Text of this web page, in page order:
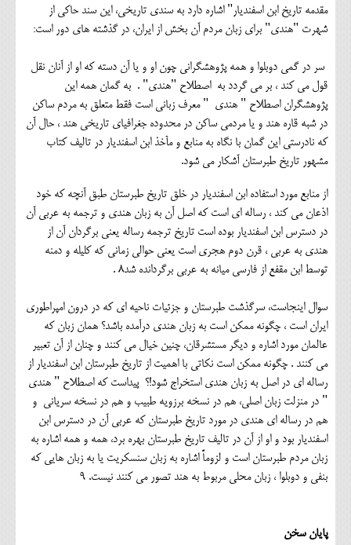
مقدمه تاریخ ابن اسفندیار" اشاره دارد به سندی تاریخی، این سند حاکی از
شهرت "هندی" برای زبان مردم آن بخش از ایران، در گذشته های دور است:
سر در گمی دوبلوا و همه پژوهشگرانی چون او و یا آن دسته که او از آنان نقل
قول می کند ، بر می گردد به اصطلاح "هندی" . به گمان همه این
پژوهشگران اصطلاح " هندی " معرف زبانی است فقط متعلق به مردم ساکن
در شبه قاره هند و یا مردمی ساکن در محدوده جغرافیای تاریخی هند ، حال آن
که نادرستی این گمان با نگاه به منابع و مآخذ ابن اسفندیار در تالیف کتاب
مشهور تاریخ طبرستان آشکار می شود.
از منابع مورد استفاده ابن اسفندیار در خلق تاریخ طبرستان طبق آنچه که خود
اذعان می کند ، رساله ای است که اصل آن به زبان هندی و ترجمه به عربی آن
در دسترس ابن اسفندیار بوده است تاریخ ترجمه رساله یعنی برگردان آن از
هندی به عربی ، قرن دوم هجری است یعنی حوالی زمانی که کلیله و دمنه
توسط ابن مقفع از فارسی میانه به عربی برگردانده شد8 .
سوال اینجاست، سرگذشت طبرستان و جزئیات ناحیه ای که در درون امپراطوری
ایران است ، چگونه ممکن است به زبان هندی درآمده باشد؟ همان زبان که
عالمان مورد اشاره و دیگر مستشرقان، چنین خیال می کنند و چنان از آن تعبیر
می کنند . چگونه ممکن است نکاتی با اهمیت از تاریخ طبرستان ابن اسفندیار از
رساله ای در اصل به زبان هندی استخراج شود!؟ پیداست که اصطلاح " هندی
" در منزلت زبان اصلی، هم در نسخه برزویه طبیب و هم در نسخه سریانی و
هم در رساله ای هندی در مورد تاریخ طبرستان که عربی آن در دسترس ابن
اسفندیار بود و او از آن در تالیف تاریخ طبرستان بهره برد، همه و همه اشاره به
زبان مردم طبرستان است و لزوماً اشاره به زبان سنسکریت یا به زبان هایی که
بنفی و دوبلوا ، زبان محلی مربوط به هند تصور می کنند نیست. 9
پایان سخن